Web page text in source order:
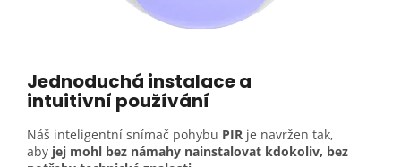
Jednoduchá instalace a
intuitivní používání
Náš inteligentní snímač pohybu PIR je navržen tak,
aby jej mohl bez námahy nainstalovat kdokoliv, bez